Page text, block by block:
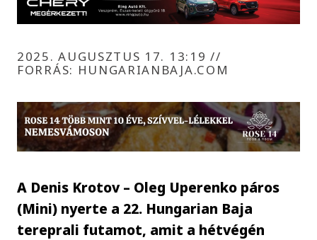
2025. AUGUSZTUS 17. 13:19//
FORRÁS: HUNGARIANBAJA.COM
A Denis Krotov – Oleg Uperenko páros
(Mini) nyerte a 22. Hungarian Baja
tereprali futamot, amit a hétvégén